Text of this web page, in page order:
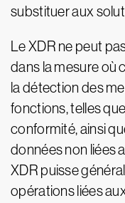
substituer aux
Le XDR ne peut
dans la mesure où
la détection des
fonctions, telles
conformité, ainsi
données non liées
XDR puisse
opérations liées